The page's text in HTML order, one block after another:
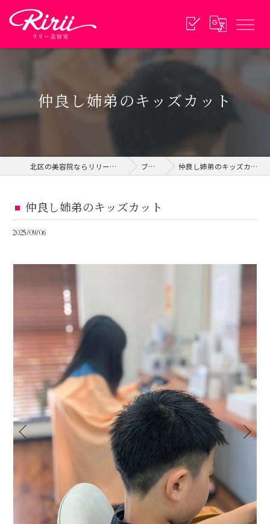
仲良し姉弟のキッズカット
北区の美容院ならリリー美容室 ブログ 仲良し姉弟のキッズカット
仲良し姉弟のキッズカット
2025/09/06